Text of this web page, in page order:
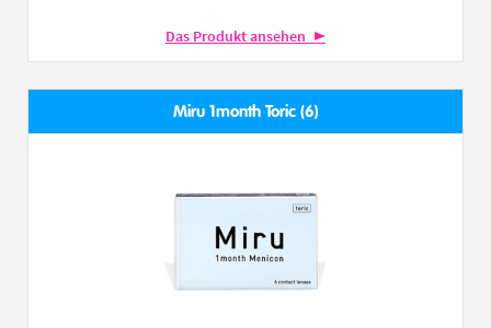
Das Produkt ansehen
Miru 1month Toric (6)